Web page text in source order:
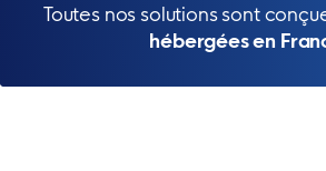
Toutes nos solutions sont
hébergées en